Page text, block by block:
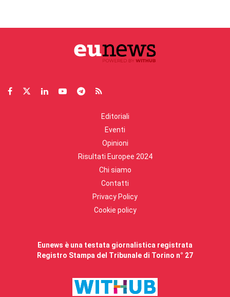
Editoriali
Eventi
Opinioni
Risultati Europee 2024
Chi siamo
Contatti
Privacy Policy
Cookie policy
Eunews è una testata giornalistica registrata
Registro Stampa del Tribunale di Torino n° 27